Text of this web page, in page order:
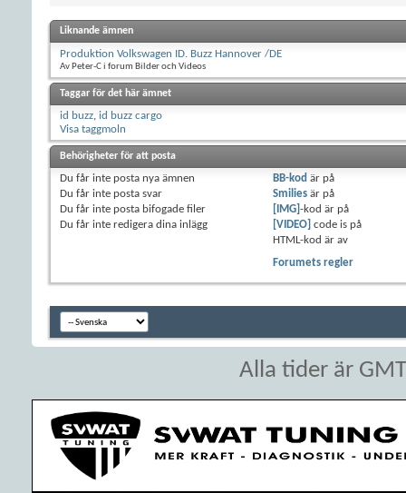
Liknande ämnen
Produktion Volkswagen ID. Buzz Hannover /DE
Av Peter-C i forum Bilder och Videos
Taggar för det här ämnet
id buzz, id buzz cargo
Visa taggmoln
Behörigheter för att posta
Du får inte posta nya ämnen
Du får inte posta svar
Du får inte posta bifogade filer
Du får inte redigera dina inlägg
BB-kod är på
Smiliesär på
[IMG]-kod är på
[VIDEO] code is på
HTML-kod är av
Forumets regler
Alla tider är